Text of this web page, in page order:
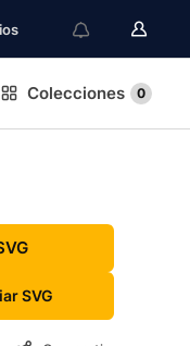
Colecciones 0
SVG